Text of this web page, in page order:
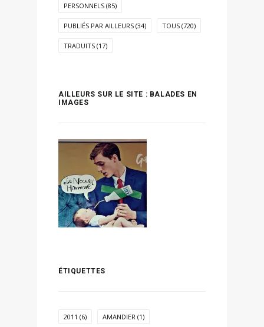
PERSONNELS (85)
PUBLIÉS PAR AILLEURS (34) TOUS (720)
TRADUITS (17)
AILLEURS SUR LE SITE : BALADES EN
IMAGES
ÉTIQUETTES
2011 (6) AMANDIER (1)